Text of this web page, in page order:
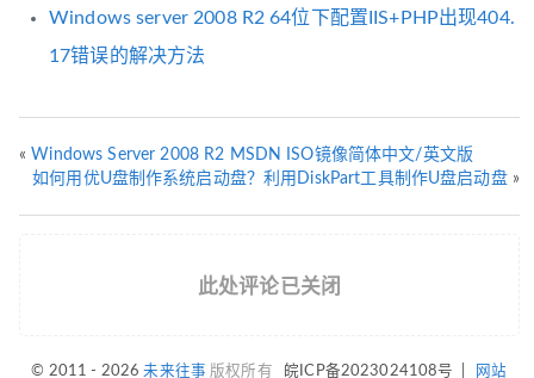
Windows server 2008 R2 64位下配置IIS+PHP出现404.
17错误的解决方法
« Windows Server 2008 R2 MSDN ISO镜像简体中文/英文版
如何用优U盘制作系统启动盘？利用DiskPart工具制作U盘启动盘»
此处评论已关闭
© 2011 - 2026未来往事 版权所有 皖ICP备2023024108号 网站